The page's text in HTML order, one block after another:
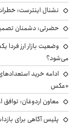
نشنال اینترست:
حضرتی: دشمنان تصمیم
می‌شود؟
ادامه خرید
+عکس
معاون اردوغان:
پلیس آگاهی برای